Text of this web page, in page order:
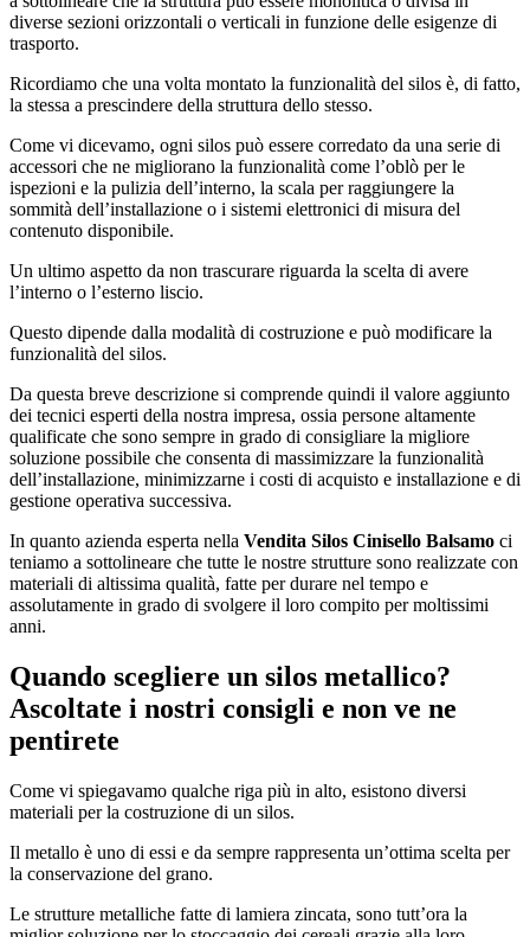
diverse sezioni orizzontali o verticali in funzione delle esigenze di
trasporto.
Ricordiamo che una volta montato la funzionalità del silos è, di fatto,
la stessa a prescindere della struttura dello stesso.
Come vi dicevamo, ogni silos può essere corredato da una serie di
accessori che ne migliorano la funzionalità come l’oblò per le
ispezioni e la pulizia dell’interno, la scala per raggiungere la
sommità dell’installazione o i sistemi elettronici di misura del
contenuto disponibile.
Un ultimo aspetto da non trascurare riguarda la scelta di avere
l’interno o l’esterno liscio.
Questo dipende dalla modalità di costruzione e può modificare la
funzionalità del silos.
Da questa breve descrizione si comprende quindi il valore aggiunto
dei tecnici esperti della nostra impresa, ossia persone altamente
qualificate che sono sempre in grado di consigliare la migliore
soluzione possibile che consenta di massimizzare la funzionalità
dell’installazione, minimizzarne i costi di acquisto e installazione e di
gestione operativa successiva.
In quanto azienda esperta nella Vendita Silos Cinisello Balsamo ci
teniamo a sottolineare che tutte le nostre strutture sono realizzate con
materiali di altissima qualità, fatte per durare nel tempo e
assolutamente in grado di svolgere il loro compito per moltissimi
anni.
Quando scegliere un silos metallico?
Ascoltate i nostri consigli e non ve ne
pentirete
Come vi spiegavamo qualche riga più in alto, esistono diversi
materiali per la costruzione di un silos.
Il metallo è uno di essi e da sempre rappresenta un’ottima scelta per
la conservazione del grano.
Le strutture metalliche fatte di lamiera zincata, sono tutt’ora la